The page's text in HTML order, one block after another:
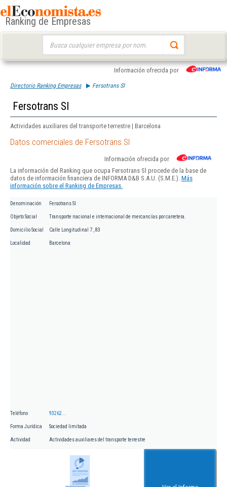
Ranking de Empresas
Información ofrecida por
Directorio Ranking Empresas Fersotrans Sl
Fersotrans Sl
Actividades auxiliares del transporte terrestre | Barcelona
Datos comerciales de Fersotrans Sl
Información ofrecida por
La información del Ranking que ocupa Fersotrans Sl procede de la base de
datos de información financiera de INFORMA D&B S.A.U. (S.M.E.). Más
información sobre el Ranking de Empresas.
Denominación Fersotrans Sl
Objeto Social Transporte nacional e internacional de mercancías por carretera.
Domicilio Social Calle Longitudinal 7 , 83
Localidad Barcelona
Teléfono 93262...
Forma Jurídica Sociedad limitada
Actividad Actividades auxiliares del transporte terrestre